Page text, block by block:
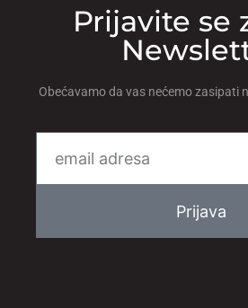
Prijavite se
Obećavamo da vas nećemo zasipati